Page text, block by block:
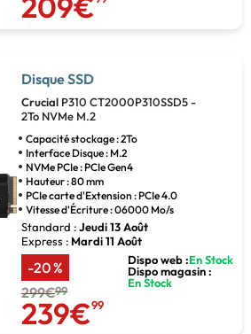
Disque SSD
Crucial P310 CT2000P310SSD5 -
2To NVMe M.2
Capacité stockage : 2To
Interface Disque : M.2
NVMe PCIe : PCIe Gen4
Hauteur : 80 mm
PCIe carte d'Extension : PCIe 4.0
Vitesse d'Écriture : 06000 Mo/s
Standard :Jeudi 13 Août
Express : Mardi 11 Août
-20 %
299€99
239€99
Dispo web :En Stock
Dispo magasin :
En Stock